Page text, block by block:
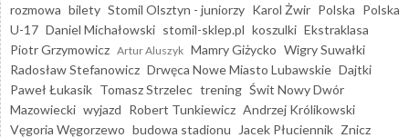
rozmowa bilety Stomil Olsztyn - juniorzy Karol Żwir Polska Polska
U-17 Daniel Michałowski stomil-sklep.pl koszulki Ekstraklasa
Piotr Grzymowicz Artur Aluszyk Mamry Giżycko Wigry Suwałki
Radosław Stefanowicz Drwęca Nowe Miasto Lubawskie Dajtki
Paweł Łukasik Tomasz Strzelec trening Świt Nowy Dwór
Mazowiecki wyjazd Robert Tunkiewicz Andrzej Królikowski
Vęgoria Węgorzewo budowa stadionu Jacek Płuciennik Znicz